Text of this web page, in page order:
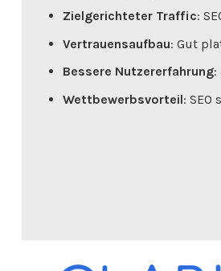
Zielgerichteter Traffic:
Vertrauensaufbau: Gut
Bessere Nutzererfahrung:
Wettbewerbsvorteil: